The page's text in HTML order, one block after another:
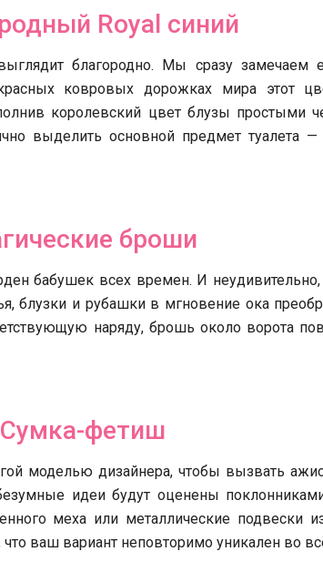
Royal синий
благородно. Мы сразу замечаем
ковровых дорожках мира этот
королевский цвет блузы простыми
выделить основной предмет туалета
броши
бабушек всех времен. И неудивительно,
блузки и рубашки в мгновение ока
наряду, брошь около ворота
Сумка-фетиш
моделью дизайнера, чтобы вызвать
идеи будут оценены
меха или металлические подвески
что ваш вариант неповторимо уникален во